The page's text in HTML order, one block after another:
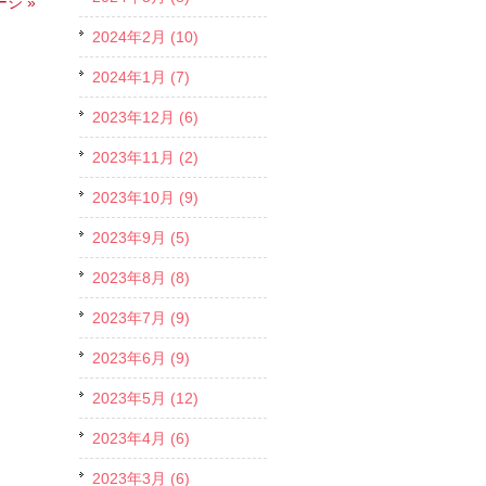
2024年2月 (10)
2024年1月 (7)
2023年12月 (6)
2023年11月 (2)
2023年10月 (9)
2023年9月 (5)
2023年8月 (8)
2023年7月 (9)
2023年6月 (9)
2023年5月 (12)
2023年4月 (6)
2023年3月 (6)